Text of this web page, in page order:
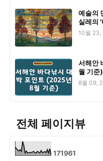
예술의
실레의
10월 23,
서해안
월 기준
8월 09,
전체 페이지뷰
171961